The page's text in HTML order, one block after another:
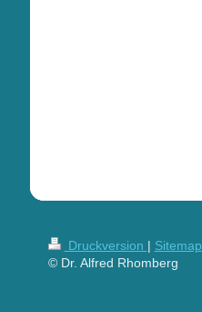
Druckversion | Sitemap
© Dr. Alfred Rhomberg